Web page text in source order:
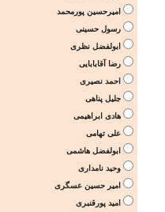
امیرحسین پورمحمد
رسول حسینی
ابولفضل نظری
رضا آقابابایی
احمد نصیری
جلیل پناهی
هادی ابراهیمی
علی تهامی
ابولفضل هاشمی
وحید نامداری
امیر حسین عسگری
امید پورقنبری